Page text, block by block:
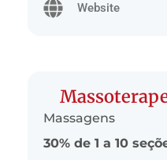
Website
Massagens
30% de 1 a 10